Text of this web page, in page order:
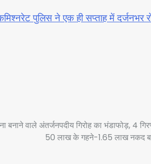
पुलिस ने एक ही सप्ताह में दर्जनभर
बनाने वाले अंतर्जनपदीय गिरोह का भंडाफोड़, 4
50 लाख के गहने-1.65 लाख नकद